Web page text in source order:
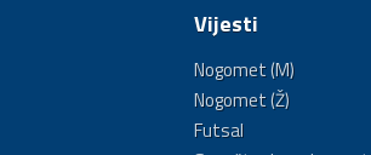
Vijesti
Nogomet (M)
Nogomet (Ž)
Futsal